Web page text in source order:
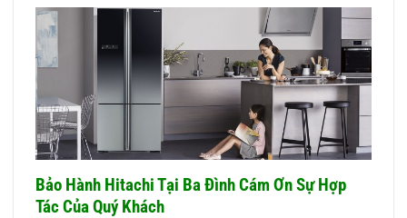
Bảo Hành Hitachi Tại Ba Đình Cám Ơn Sự Hợp
Tác Của Quý Khách